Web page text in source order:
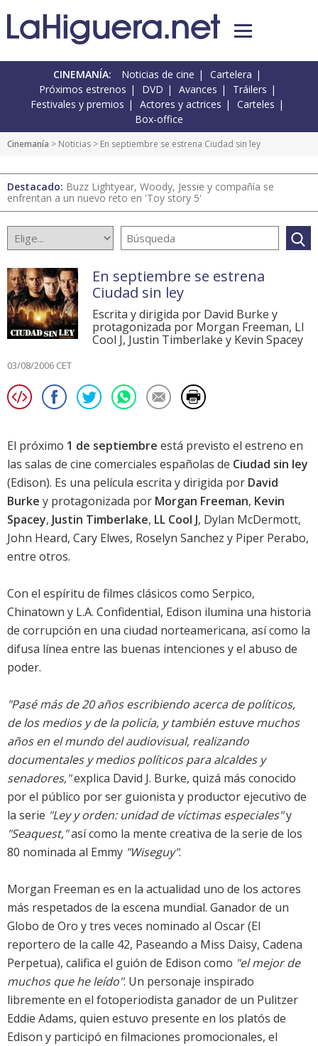
CINEMANÍA: Noticias de cine
Cartelera
Próximos estrenos
DVD Avances
Tráilers
Festivales y premios
Actores y actrices
Carteles
Box-office
Cinemanía > Noticias > En septiembre se estrena Ciudad sin ley
Destacado: Buzz Lightyear, Woody, Jessie y compañía se
enfrentan a un nuevo reto en 'Toy story 5'
En septiembre se estrena
Ciudad sin ley
Escrita y dirigida por David Burke y
protagonizada por Morgan Freeman, Ll
Cool J, Justin Timberlake y Kevin Spacey
03/08/2006 CET
El próximo 1 de septiembre está previsto el estreno en
las salas de cine comerciales españolas de Ciudad sin ley
(Edison). Es una película escrita y dirigida por David
Burke y protagonizada por Morgan Freeman, Kevin
Spacey, Justin Timberlake, LL Cool J, Dylan McDermott,
John Heard, Cary Elwes, Roselyn Sanchez y Piper Perabo,
entre otros.
Con el espíritu de filmes clásicos como Serpico,
Chinatown y L.A. Confidential, Edison ilumina una historia
de corrupción en una ciudad norteamericana, así como la
difusa línea entre las buenas intenciones y el abuso de
poder.
"Pasé más de 20 años escribiendo acerca de políticos,
de los medios y de la policía, y también estuve muchos
años en el mundo del audiovisual, realizando
documentales y medios políticos para alcaldes y
senadores,"explica David J. Burke, quizá más conocido
por el público por ser guionista y productor ejecutivo de
la serie "Ley y orden: unidad de víctimas especiales"y
"Seaquest,"así como la mente creativa de la serie de los
80 nominada al Emmy "Wiseguy".
Morgan Freeman es en la actualidad uno de los actores
más respetados de la escena mundial. Ganador de un
Globo de Oro y tres veces nominado al Oscar (El
reportero de la calle 42, Paseando a Miss Daisy, Cadena
Perpetua), califica el guión de Edison como "el mejor de
muchos que he leído". Un personaje inspirado
libremente en el fotoperiodista ganador de un Pulitzer
Eddie Adams, quien estuvo presente en los platós de
Edison y participó en filmaciones promocionales, el